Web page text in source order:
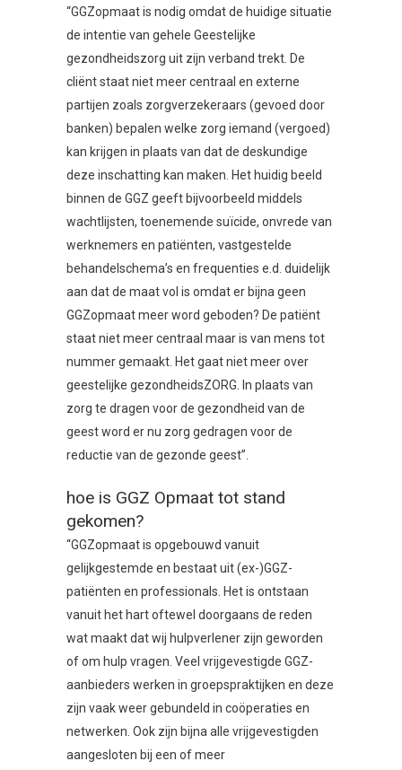
“GGZopmaat is nodig omdat de huidige situatie
de intentie van gehele Geestelijke
gezondheidszorg uit zijn verband trekt. De
cliënt staat niet meer centraal en externe
partijen zoals zorgverzekeraars (gevoed door
banken) bepalen welke zorg iemand (vergoed)
kan krijgen in plaats van dat de deskundige
deze inschatting kan maken. Het huidig beeld
binnen de GGZ geeft bijvoorbeeld middels
wachtlijsten, toenemende suïcide, onvrede van
werknemers en patiënten, vastgestelde
behandelschema’s en frequenties e.d. duidelijk
aan dat de maat vol is omdat er bijna geen
GGZopmaat meer word geboden? De patiënt
staat niet meer centraal maar is van mens tot
nummer gemaakt. Het gaat niet meer over
geestelijke gezondheidsZORG. In plaats van
zorg te dragen voor de gezondheid van de
geest word er nu zorg gedragen voor de
reductie van de gezonde geest”.
hoe is GGZ Opmaat tot stand
gekomen?
“GGZopmaat is opgebouwd vanuit
gelijkgestemde en bestaat uit (ex-)GGZ-
patiënten en professionals. Het is ontstaan
vanuit het hart oftewel doorgaans de reden
wat maakt dat wij hulpverlener zijn geworden
of om hulp vragen. Veel vrijgevestigde GGZ-
aanbieders werken in groepspraktijken en deze
zijn vaak weer gebundeld in coöperaties en
netwerken. Ook zijn bijna alle vrijgevestigden
aangesloten bij een of meer